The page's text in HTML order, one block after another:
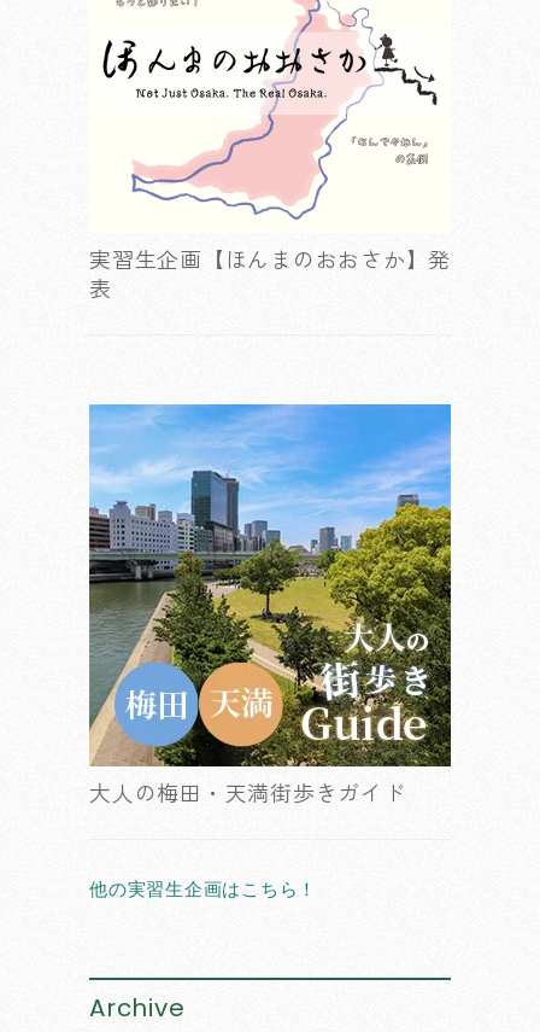
実習生企画【ほんまのおおさか】発
表
大人の梅田・天満街歩きガイド
他の実習生企画はこちら！
Archive